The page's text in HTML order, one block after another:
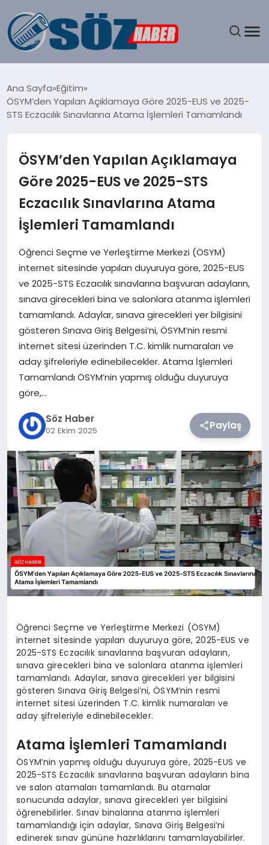
SPOR
EĞITIM
SAĞLIK
DÜNYA
TEKNOLOJI
SIYASET
YAŞAM
Ana Sayfa Eğitim
ÖSYM’den Yapılan Açıklamaya Göre 2025-EUS ve 2025-
STS Eczacılık Sınavlarına Atama İşlemleri Tamamlandı
ÖSYM’den Yapılan Açıklamaya
Göre 2025-EUS ve 2025-STS
Eczacılık Sınavlarına Atama
İşlemleri Tamamlandı
Öğrenci Seçme ve Yerleştirme Merkezi (ÖSYM)
internet sitesinde yapılan duyuruya göre, 2025-EUS
ve 2025-STS Eczacılık sınavlarına başvuran adayların,
sınava girecekleri bina ve salonlara atanma işlemleri
tamamlandı. Adaylar, sınava girecekleri yer bilgisini
gösteren Sınava Giriş Belgesi’ni, ÖSYM’nin resmi
internet sitesi üzerinden T.C. kimlik numaraları ve
aday şifreleriyle edinebilecekler. Atama İşlemleri
Tamamlandı ÖSYM’nin yapmış olduğu duyuruya
göre,…
Söz Haber
02 Ekim 2025 Paylaş
Öğrenci Seçme ve Yerleştirme Merkezi (ÖSYM)
internet sitesinde yapılan duyuruya göre, 2025-EUS ve
2025-STS Eczacılık sınavlarına başvuran adayların,
sınava girecekleri bina ve salonlara atanma işlemleri
tamamlandı. Adaylar, sınava girecekleri yer bilgisini
gösteren Sınava Giriş Belgesi’ni, ÖSYM’nin resmi
internet sitesi üzerinden T.C. kimlik numaraları ve
aday şifreleriyle edinebilecekler.
Atama İşlemleri Tamamlandı
ÖSYM’nin yapmış olduğu duyuruya göre, 2025-EUS ve
2025-STS Eczacılık sınavlarına başvuran adayların bina
ve salon atamaları tamamlandı. Bu atamalar
sonucunda adaylar, sınava girecekleri yer bilgisini
öğrenebilirler. Sınav binalarına atanma işlemleri
tamamlandığı için adaylar, Sınava Giriş Belgesi’ni
edinerek sınav gününe hazırlıklarını tamamlayabilirler.